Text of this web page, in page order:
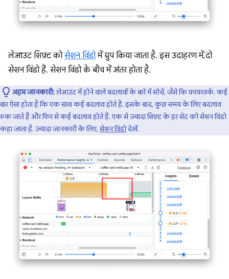
लेआउट शिफ़्ट कोसेशन विंडोमें ग्रुप किया जाता है. इस उदाहरण में, दो
सेशन विंडो हैं. सेशन विंडो के बीच में अंतर होता है.
अहम जानकारी:लेआउट में होने वाले बदलावों के बारे में सोचें, जैसे कि फ़ायरवर्क. कई
बार ऐसा होता है कि एक साथ कई बदलाव होते हैं. इसके बाद, कुछ समय के लिए बदलाव
रुक जाते हैं और फिर से कई बदलाव होते हैं. एक से ज़्यादा शिफ़्ट के हर सेट को सेशन विंडो
कहा जाता है. ज़्यादा जानकारी के लिए,सेशन विंडोदेखें.